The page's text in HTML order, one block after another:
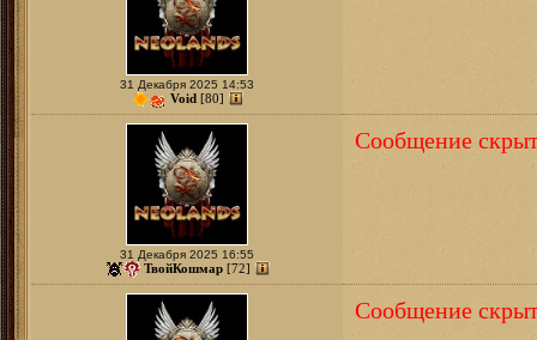
31 Декабря 2025 14:53
Void [80]
31 Декабря 2025 16:55
ТвойКошмар [72]
Сообщение
Сообщение